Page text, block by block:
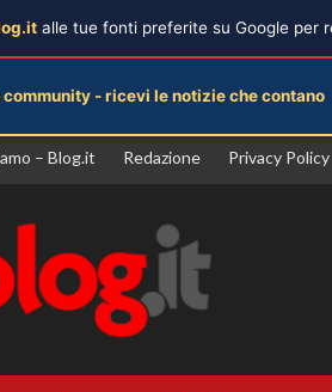
– Blog.it Redazione Privacy Policy
alle tue fonti preferite su Google per
community - ricevi le notizie che contano